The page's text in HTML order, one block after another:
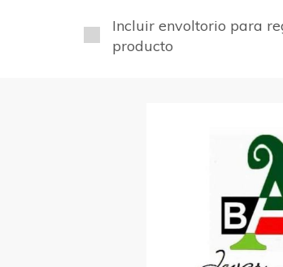
Incluir envoltorio para
producto